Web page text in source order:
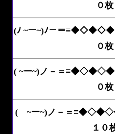
０枚
(ﾉ ~ー~)ﾉ－＝
０枚
( ~ー~)ノ－＝
０枚
( ~ー~)ノ－＝
１０